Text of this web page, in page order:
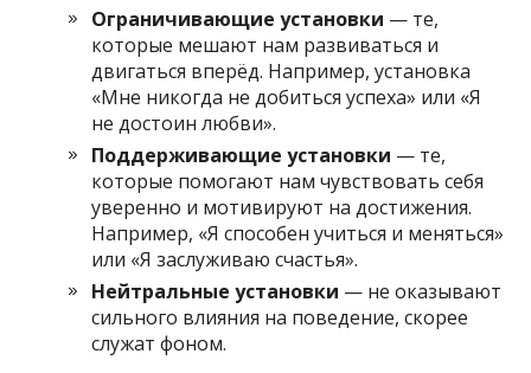
Ограничивающие установки — те,
которые мешают нам развиваться и
двигаться вперёд. Например, установка
«Мне никогда не добиться успеха» или «Я
не достоин любви».
Поддерживающие установки — те,
которые помогают нам чувствовать себя
уверенно и мотивируют на достижения.
Например, «Я способен учиться и меняться»
или «Я заслуживаю счастья».
Нейтральные установки — не оказывают
сильного влияния на поведение, скорее
служат фоном.